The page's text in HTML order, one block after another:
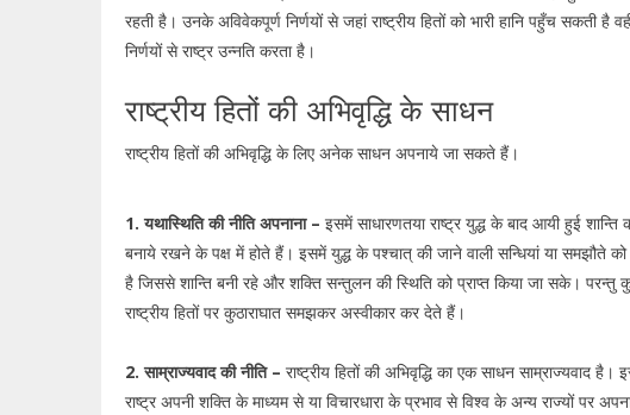
रहती है। उनके अविवेकपूर्ण निर्णयों से जहां राष्ट्रीय हितों को भारी हानि पहुँच सकती है
निर्णयों से राष्ट्र उन्नति करता है।
राष्ट्रीय हितों की अभिवृद्धि के साधन
राष्ट्रीय हितों की अभिवृद्धि के लिए अनेक साधन अपनाये जा सकते हैं।
1. यथास्थिति की नीति अपनाना – इसमें साधारणतया राष्ट्र युद्ध के बाद आयी हुई शान्ति
बनाये रखने के पक्ष में होते हैं। इसमें युद्ध के पश्चात् की जाने वाली सन्धियां या समझौते को
है जिससे शान्ति बनी रहे और शक्ति सन्तुलन की स्थिति को प्राप्त किया जा सके। परन्तु
राष्ट्रीय हितों पर कुठाराघात समझकर अस्वीकार कर देते हैं।
2. साम्राज्यवाद की नीति – राष्ट्रीय हितों की अभिवृद्धि का एक साधन साम्राज्यवाद
राष्ट्र अपनी शक्ति के माध्यम से या विचारधारा के प्रभाव से विश्व के अन्य राज्यों पर